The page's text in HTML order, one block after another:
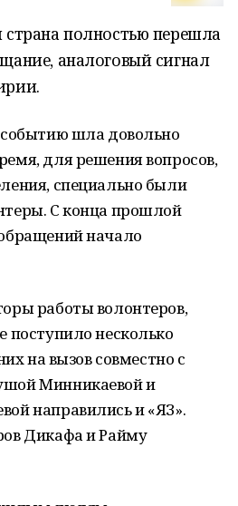
страна полностью перешла
аналоговый сигнал
шла довольно
для решения вопросов,
специально были
С конца прошлой
начало
работы волонтеров,
поступило несколько
на вызов совместно с
Минникаевой и
направились и «ЯЗ».
Дикафа и Райму